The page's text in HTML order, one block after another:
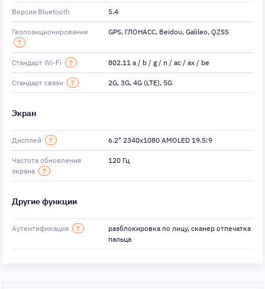
Версия Bluetooth 5.4
Геопозиционирование
?
GPS, ГЛОНАСС, Beidou, Galileo, QZSS
Стандарт Wi-Fi ? 802.11 a / b / g / n / ac / ax / be
Стандарт связи ? 2G, 3G, 4G (LTE), 5G
Экран
Дисплей ? 6.2" 2340x1080 AMOLED 19.5:9
Частота обновления
экрана
?
120 Гц
Другие функции
Аутентификация ?
разблокировка по лицу, сканер отпечатка
пальца